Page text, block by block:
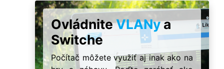
OvládniteVLANya
Switche
Počítač môžete využiť aj inak ako na